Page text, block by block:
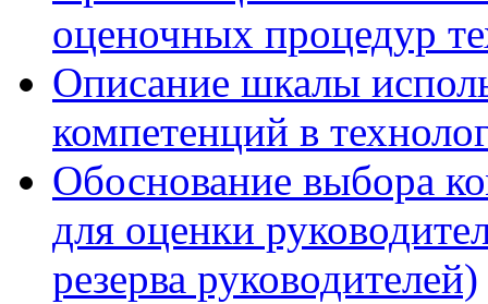
оценочных процедур
Описание шкалы
компетенций в
Обоснование выбора
для оценки
резерва руководителей)